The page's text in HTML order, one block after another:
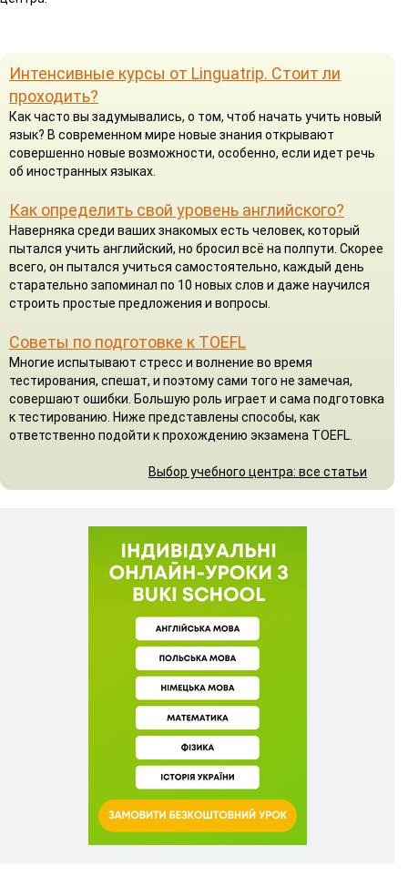
Интенсивные курсы от Linguatrip. Стоит ли
проходить?
Как часто вы задумывались, о том, чтоб начать учить новый
язык? В современном мире новые знания открывают
совершенно новые возможности, особенно, если идет речь
об иностранных языках.
Как определить свой уровень английского?
Наверняка среди ваших знакомых есть человек, который
пытался учить английский, но бросил всё на полпути. Скорее
всего, он пытался учиться самостоятельно, каждый день
старательно запоминал по 10 новых слов и даже научился
строить простые предложения и вопросы.
Советы по подготовке к TOEFL
Многие испытывают стресс и волнение во время
тестирования, спешат, и поэтому сами того не замечая,
совершают ошибки. Большую роль играет и сама подготовка
к тестированию. Ниже представлены способы, как
ответственно подойти к прохождению экзамена TOEFL.
Выбор учебного центра: все статьи